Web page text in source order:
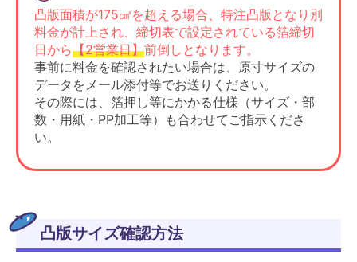
凸版面積が175㎠を超える場合、特注凸版となり別
料金が計上され、締切表で設定されている箔締切
日から【2営業日】前倒しとなります。
事前に料金を確認されたい場合は、原寸サイズの
データをメール添付等でお送りください。
その際には、箔押し等にかかる仕様（サイズ・部
数・用紙・PP加工等）も合わせてご指示くださ
い。
凸版サイズ確認方法